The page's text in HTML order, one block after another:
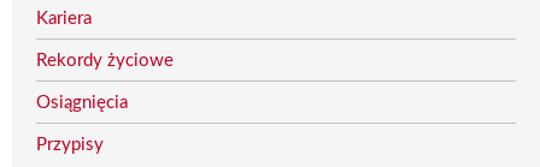
Kariera
Rekordy życiowe
Osiągnięcia
Przypisy